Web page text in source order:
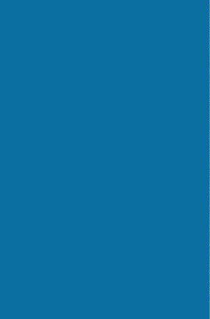
Візантійські традиції заклали
Центральне місце займає
Пантократором у головному куполі.
смальти із золотим фоном, що
практиці часто помічаю, що саме
найбільш урочисту атмосферу для